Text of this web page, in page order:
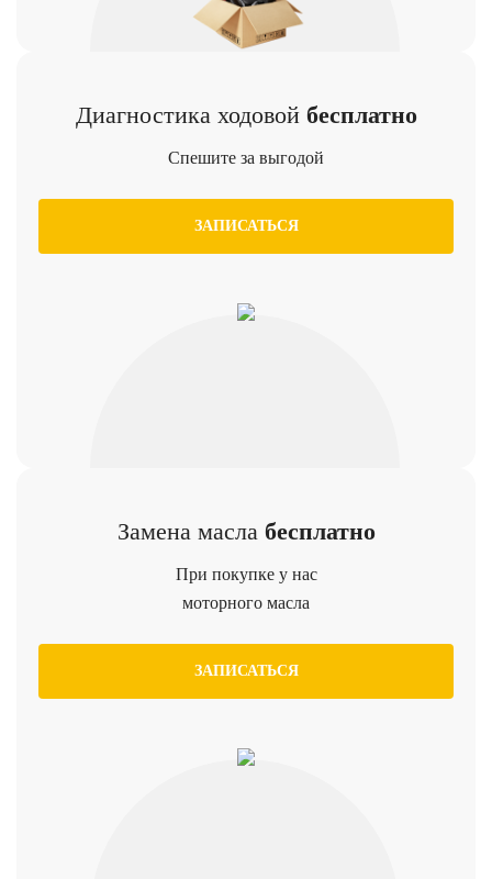
Диагностика ходовой бесплатно
Спешите за выгодой
ЗАПИСАТЬСЯ
Замена масла бесплатно
При покупке у нас
моторного масла
ЗАПИСАТЬСЯ